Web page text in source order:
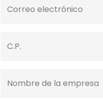
Correo electrónico
C.P.
Nombre de la empresa